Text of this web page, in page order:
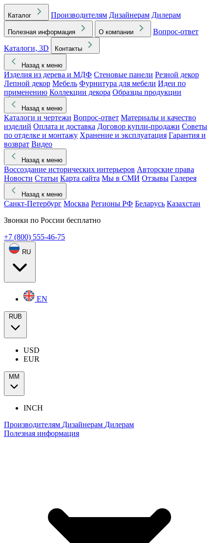
Каталог Производителям Дизайнерам Дилерам
Полезная информация О компании
Вопрос-ответ
Каталоги, 3D
Контакты
Назад к меню
Изделия из дерева и МДФ Стеновые панели Резной декор
Лепной декор Мебель Фурнитура для мебели Идеи по
применению Коллекции декора Образцы продукции
Назад к меню
Каталоги и чертежи Вопрос-ответ Материалы и качество
изделий Оплата и доставка Договор купли-продажи Советы
по отделке и монтажу Хранение и эксплуатация Гарантия и
возврат Видео
Назад к меню
Воссоздание исторических интерьеров Авторские права
Новости Статьи Карта сайта Мы в СМИ Отзывы Галерея
Назад к меню
Санкт-Петербург Москва Регионы РФ Беларусь Казахстан
Звонки по России бесплатно
+7 (800) 555-46-75
RU
EN
RUB
USD
EUR
ММ
INCH
Производителям Дизайнерам Дилерам
Полезная информация